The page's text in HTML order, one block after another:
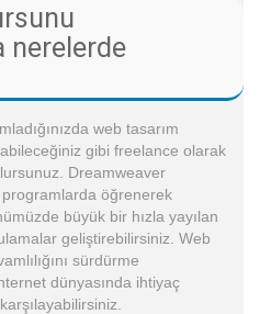
nerelerde
web tasarım
gibi freelance olarak
Dreamweaver
programlarda öğrenerek
büyük bir hızla yayılan
geliştirebilirsiniz. Web
sürdürme
dünyasında ihtiyaç